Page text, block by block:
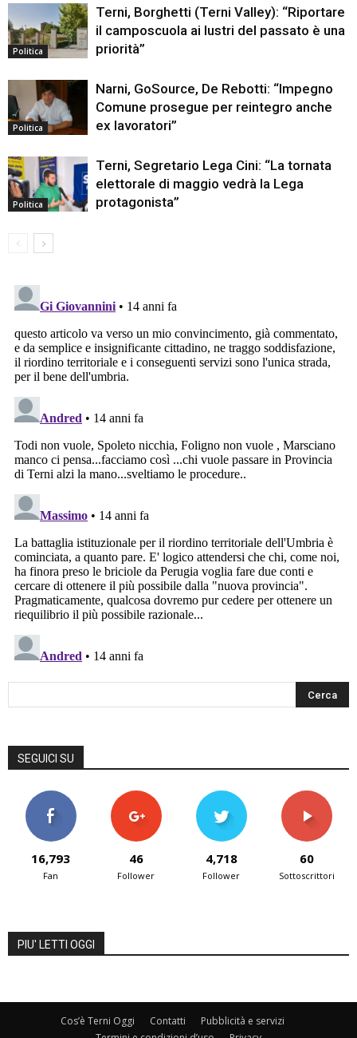
Politica
Terni, Borghetti (Terni Valley): “Riportare
il camposcuola ai lustri del passato è una
priorità”
Politica
Narni, GoSource, De Rebotti: “Impegno
Comune prosegue per reintegro anche
ex lavoratori”
Politica
Terni, Segretario Lega Cini: “La tornata
elettorale di maggio vedrà la Lega
protagonista”
SEGUICI SU
16,793
Fan
46
Follower
4,718
Follower
60
Sottoscrittori
PIU' LETTI OGGI
Cos’è Terni Oggi Contatti
Pubblicità e servizi